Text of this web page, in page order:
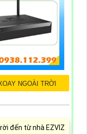
NGOÀI TRỜI
đến từ nhà EZVIZ